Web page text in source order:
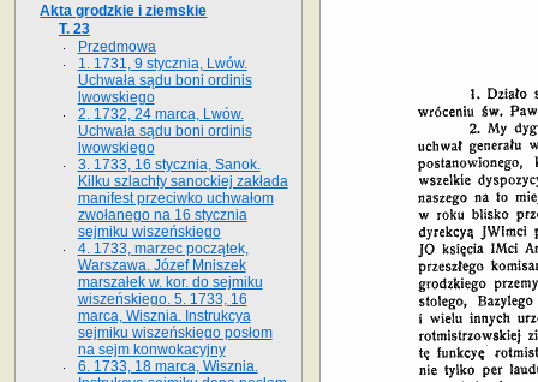
Akta grodzkie i ziemskie
T. 23
Przedmowa
1. 1731, 9 stycznia, Lwów.
Uchwała sądu boni ordinis
lwowskiego
2. 1732, 24 marca, Lwów.
Uchwała sądu boni ordinis
lwowskiego
3. 1733, 16 stycznia, Sanok.
Kilku szlachty sanockiej zakłada
manifest przeciwko uchwałom
zwołanego na 16 stycz­nia
sejmiku wiszeńskiego
4. 1733, marzec początek,
Warszawa. Józef Mniszek
marszałek w. kor. do sejmiku
wiszeńskiego. 5. 1733, 16
marca, Wisznia. Instrukcya
sejmiku wiszeńskiego posłom
na sejm konwokacyjny
6. 1733, 18 marca, Wisznia.